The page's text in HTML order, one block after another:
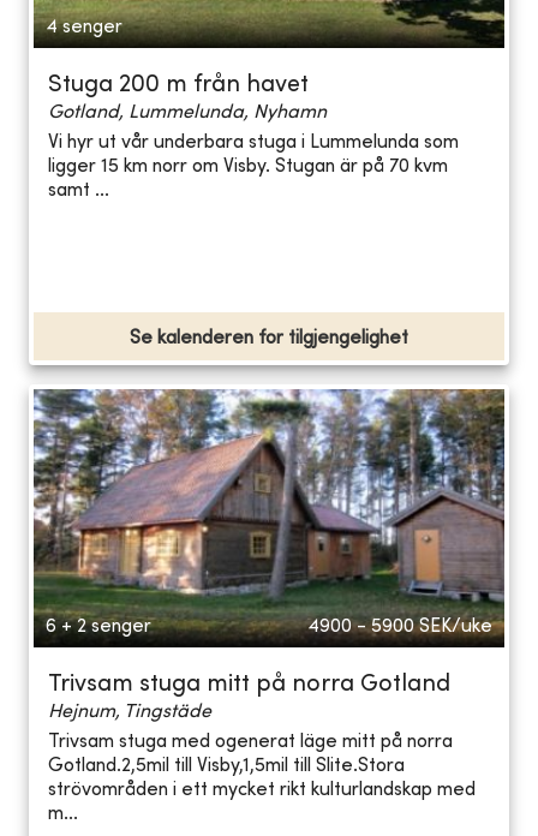
4 senger
Stuga 200 m från havet
Gotland, Lummelunda, Nyhamn
Vi hyr ut vår underbara stuga i Lummelunda som
ligger 15 km norr om Visby. Stugan är på 70 kvm
samt ...
Se kalenderen for tilgjengelighet
6 + 2 senger 4900 - 5900 SEK/uke
Trivsam stuga mitt på norra Gotland
Hejnum, Tingstäde
Trivsam stuga med ogenerat läge mitt på norra
Gotland.2,5mil till Visby,1,5mil till Slite.Stora
strövområden i ett mycket rikt kulturlandskap med
m...